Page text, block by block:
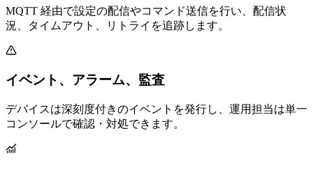
MQTT 経由で設定の配信やコマンド送信を行い、配信状
況、タイムアウト、リトライを追跡します。
イベント、アラーム、監査
デバイスは深刻度付きのイベントを発行し、運用担当は単一
コンソールで確認・対処できます。